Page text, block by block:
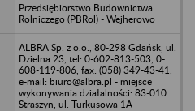
Przedsiębiorstwo Budownictwa
Rolniczego (PBRol) - Wejherowo
ALBRA Sp. z o.o., 80-298 Gdańsk, ul.
Dzielna 23, tel: 0-602-813-503, 0-
608-119-806, fax: (058) 349-43-41,
e-mail: biuro@albra.pl - miejsce
wykonywania działalności: 83-010
Straszyn, ul. Turkusowa 1A